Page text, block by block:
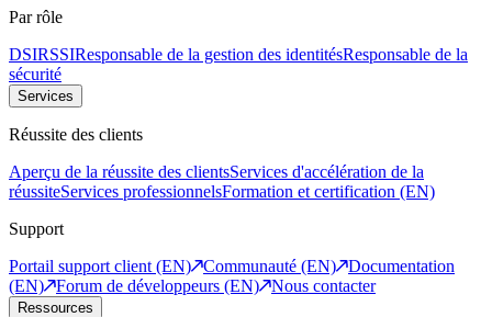
Par rôle
DSIRSSIResponsable de la gestion des identitésResponsable de la
sécurité
Services
Réussite des clients
Aperçu de la réussite des clientsServices d'accélération de la
réussiteServices professionnelsFormation et certification (EN)
Support
Portail support client (EN)
Communauté (EN)
Documentation
(EN)
Forum de développeurs (EN) Nous contacter
Ressources